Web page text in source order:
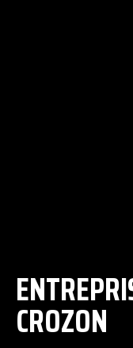
CROZON